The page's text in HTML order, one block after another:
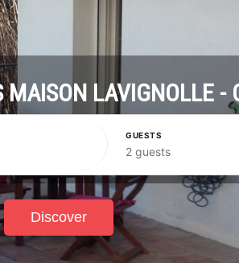
LAVIGNOLLE -
GUESTS
2 guests
Discover